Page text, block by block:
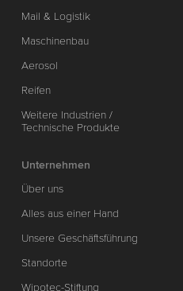
Mail & Logistik
Maschinenbau
Aerosol
Reifen
Weitere Industrien /
Technische Produkte
Unternehmen
Über uns
Alles aus einer Hand
Unsere Geschäftsführung
Standorte
Wipotec-Stiftung